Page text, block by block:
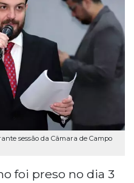
sessão da Câmara de Campo
foi preso no dia 3